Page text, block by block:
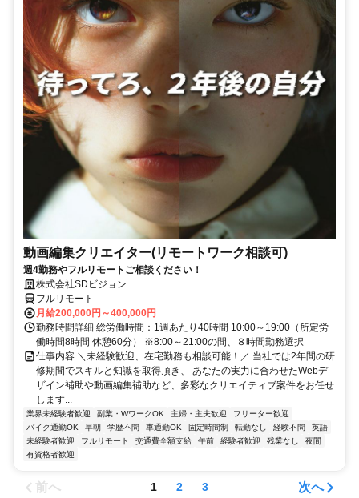
動画編集クリエイター(リモートワーク相談可)
週4勤務やフルリモートご相談ください！
株式会社SDビジョン
フルリモート
月給200,000円～400,000円
勤務時間詳細 総労働時間：1週あたり40時間 10:00～19:00（所定労
働時間8時間 休憩60分） ※8:00～21:00の間、８時間勤務選択
仕事内容 ＼未経験歓迎、在宅勤務も相談可能！／ 当社では2年間の研
修期間でスキルと知識を取得頂き、 あなたの実力に合わせたWebデ
ザイン補助や動画編集補助など、多彩なクリエイティブ案件をお任せ
します...
業界未経験者歓迎 副業・WワークOK 主婦・主夫歓迎
フリーター歓迎
バイク通勤OK
早朝 学歴不問 車通勤OK 固定時間制 転勤なし 経験不問
英語
未経験者歓迎
フルリモート 交通費全額支給 午前 経験者歓迎 残業なし
夜間
有資格者歓迎
前へ 1 2 3 次へ